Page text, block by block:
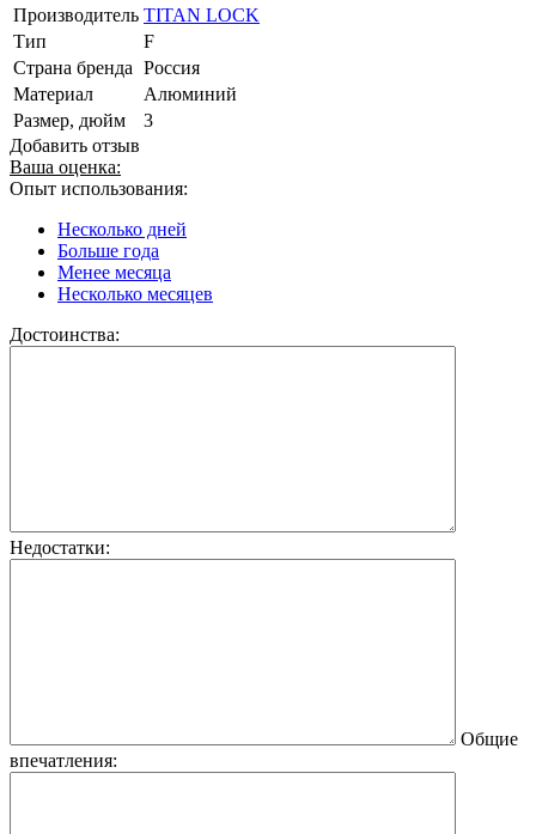
Производитель TITAN LOCK
Тип
F
Страна бренда Россия
Материал
Алюминий
Размер, дюйм
3
Добавить отзыв
Ваша оценка:
Опыт использования:
Несколько дней
Больше года
Менее месяца
Несколько месяцев
Достоинства:
Недостатки:
Общие
впечатления: